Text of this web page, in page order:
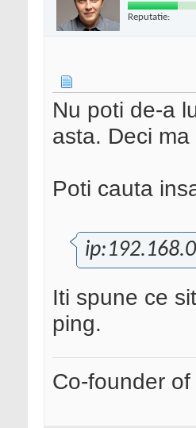
Reputatie:
Nu poti de-a
asta. Deci ma
Poti cauta
Iti spune ce
ping.
Co-founder of